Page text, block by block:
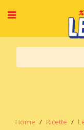
Home Ricette